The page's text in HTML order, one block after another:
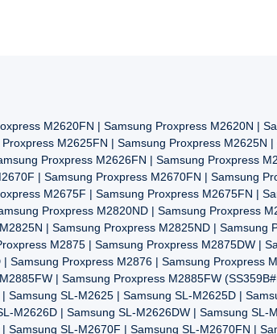
M2620FN | Samsung Proxpress M2620N |
M2625FN | Samsung Proxpress M2625N
Proxpress M2626FN | Samsung Proxpress
| Samsung Proxpress M2670FN | Samsung
M2675F | Samsung Proxpress M2675FN |
Proxpress M2820ND | Samsung Proxpress
| Samsung Proxpress M2825ND | Samsung
M2875 | Samsung Proxpress M2875DW |
Proxpress M2876 | Samsung Proxpress
| Samsung Proxpress M2885FW
SL-M2625 | Samsung SL-M2625D |
M2626D | Samsung SL-M2626DW | Samsung SL-
SL-M2670F | Samsung SL-M2670FN |